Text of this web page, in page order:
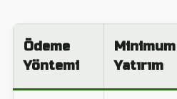
Ödeme
Yöntemi
Minimum
Yatırım